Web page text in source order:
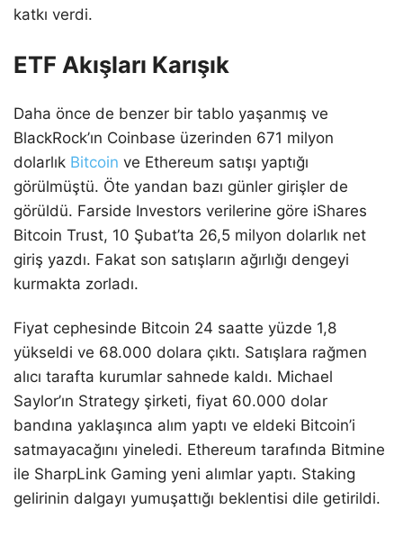
katkı verdi.
ETF Akışları Karışık
Daha önce de benzer bir tablo yaşanmış ve
BlackRock’ın Coinbase üzerinden 671 milyon
dolarlık Bitcoin ve Ethereum satışı yaptığı
görülmüştü. Öte yandan bazı günler girişler de
görüldü. Farside Investors verilerine göre iShares
Bitcoin Trust, 10 Şubat’ta 26,5 milyon dolarlık net
giriş yazdı. Fakat son satışların ağırlığı dengeyi
kurmakta zorladı.
Fiyat cephesinde Bitcoin 24 saatte yüzde 1,8
yükseldi ve 68.000 dolara çıktı. Satışlara rağmen
alıcı tarafta kurumlar sahnede kaldı. Michael
Saylor’ın Strategy şirketi, fiyat 60.000 dolar
bandına yaklaşınca alım yaptı ve eldeki Bitcoin’i
satmayacağını yineledi. Ethereum tarafında Bitmine
ile SharpLink Gaming yeni alımlar yaptı. Staking
gelirinin dalgayı yumuşattığı beklentisi dile getirildi.